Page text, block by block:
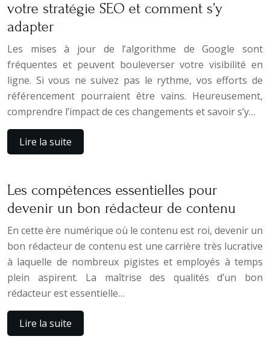
votre stratégie SEO et comment s’y
adapter
Les mises à jour de l’algorithme de Google sont
fréquentes et peuvent bouleverser votre visibilité en
ligne. Si vous ne suivez pas le rythme, vos efforts de
référencement pourraient être vains. Heureusement,
comprendre l’impact de ces changements et savoir s’y…
Lire la suite
Les compétences essentielles pour
devenir un bon rédacteur de contenu
En cette ère numérique où le contenu est roi, devenir un
bon rédacteur de contenu est une carrière très lucrative
à laquelle de nombreux pigistes et employés à temps
plein aspirent. La maîtrise des qualités d’un bon
rédacteur est essentielle…
Lire la suite